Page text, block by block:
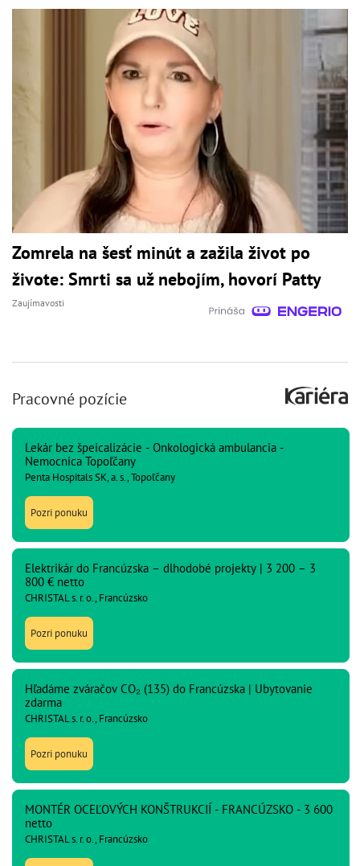
Zomrela na šesť minút a zažila život po
živote: Smrti sa už nebojím, hovorí Patty
Zaujímavosti
Pracovné pozície
Lekár bez špeicalizácie - Onkologická ambulancia -
Nemocnica Topoľčany
Penta Hospitals SK, a. s., Topoľčany
Pozri ponuku
Elektrikár do Francúzska – dlhodobé projekty | 3 200 – 3
800 € netto
CHRISTAL s. r. o., Francúzsko
Pozri ponuku
Hľadáme zváračov CO₂ (135) do Francúzska | Ubytovanie
zdarma
CHRISTAL s. r. o., Francúzsko
Pozri ponuku
MONTÉR OCEĽOVÝCH KONŠTRUKCIÍ - FRANCÚZSKO - 3 600
netto
CHRISTAL s. r. o., Francúzsko